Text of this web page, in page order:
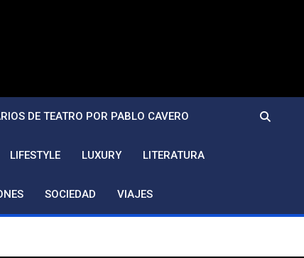
DE TEATRO POR PABLO CAVERO
LIFESTYLE LUXURY LITERATURA
SOCIEDAD VIAJES